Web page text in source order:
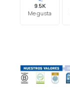
9.5K
Me gusta